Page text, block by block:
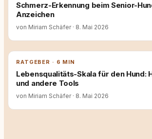
Schmerz-Erkennung beim Senior-
Anzeichen
von Miriam Schäfer · 8. Mai 2026
RATGEBER · 6 MIN
Lebensqualitäts-Skala für den Hund:
und andere Tools
von Miriam Schäfer · 8. Mai 2026